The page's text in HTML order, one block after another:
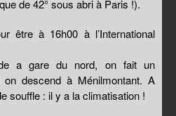
de 42° sous abri à Paris !).
être à 16h00 à l’International
a gare du nord, on fait un
descend à Ménilmontant. A
souffle : il y a la climatisation !